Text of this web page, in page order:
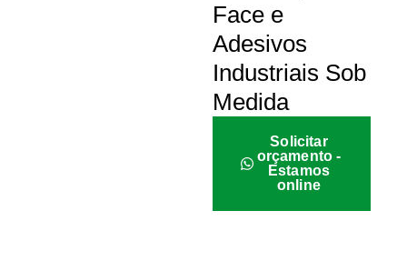
Face e
Adesivos
Industriais Sob
Medida
Solicitar
orçamento -
Estamos
online